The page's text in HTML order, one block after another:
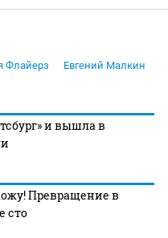
Флайерз
Евгений Малкин
и вышла в
Превращение в
сто